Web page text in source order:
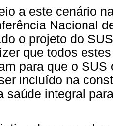
a este cenário
Nacional
o projeto do
que todos
para que o
incluído na
saúde integral